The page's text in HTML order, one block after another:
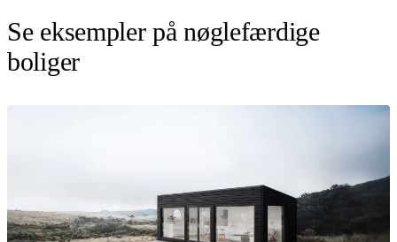
Se eksempler på nøglefærdige
boliger